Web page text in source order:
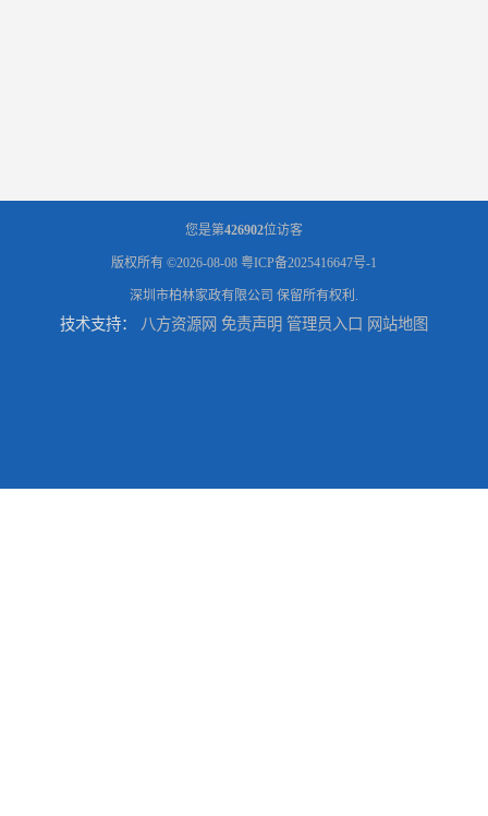
您是第426902位访客
版权所有 ©2026-08-08 粤ICP备2025416647号-1
深圳市柏林家政有限公司 保留所有权利.
技术支持： 八方资源网 免责声明 管理员入口 网站地图